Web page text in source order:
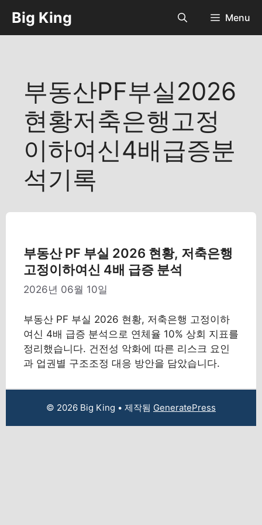
츠
Big King Menu
부동산PF부실2026
현황저축은행고정
이하여신4배급증분
석기록
부동산 PF 부실 2026 현황, 저축은행
고정이하여신 4배 급증 분석
2026년 06월 10일
부동산 PF 부실 2026 현황, 저축은행 고정이하
여신 4배 급증 분석으로 연체율 10% 상회 지표를
정리했습니다. 건전성 악화에 따른 리스크 요인
과 업권별 구조조정 대응 방안을 담았습니다.
© 2026 Big King • 제작됨 GeneratePress